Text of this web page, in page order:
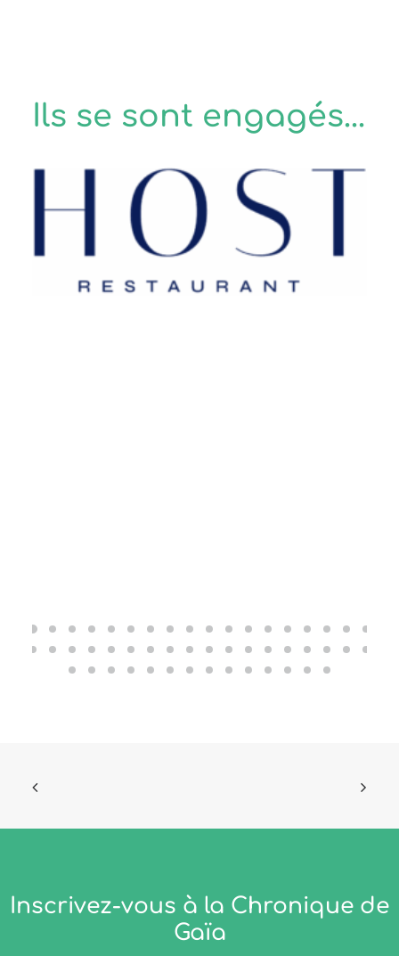
Ils se sont engagés...
Inscrivez-vous à la Chronique de
Gaïa